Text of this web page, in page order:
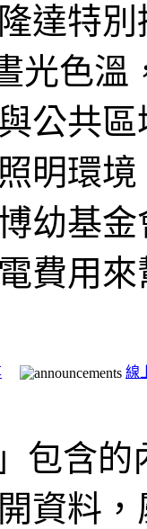
達特
光色
公共
明環
幼基
費用
線
包含
資料